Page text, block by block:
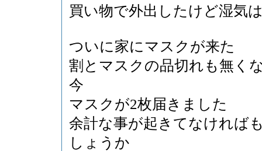
買い物で外出したけど湿気
ついに家にマスクが来た
割とマスクの品切れも無く
今
マスクが2枚届きました
余計な事が起きてなければ
しょうか